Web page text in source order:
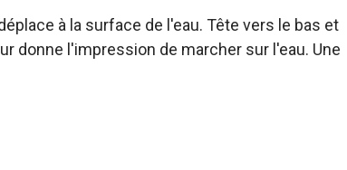
à la surface de l'eau. Tête vers le bas et
donne l'impression de marcher sur l'eau. Une